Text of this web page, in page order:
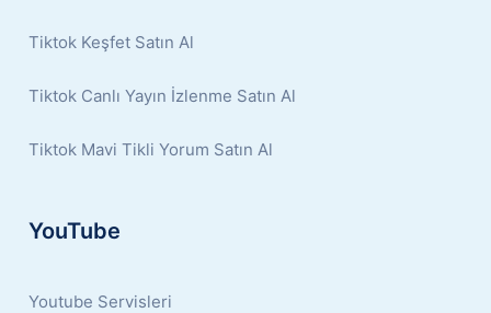
Tiktok Keşfet Satın Al
Tiktok Canlı Yayın İzlenme Satın Al
Tiktok Mavi Tikli Yorum Satın Al
YouTube
Youtube Servisleri